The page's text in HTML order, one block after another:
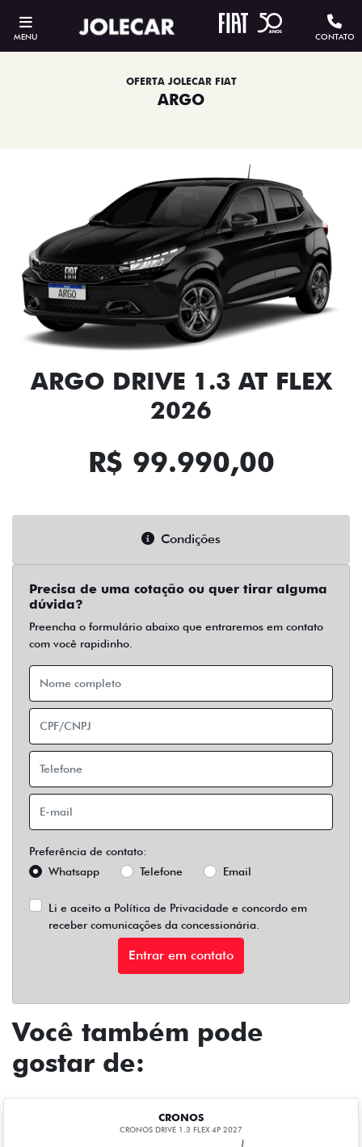
MENU CONTATO
OFERTA JOLECAR FIAT
ARGO
ARGO DRIVE 1.3 AT FLEX
2026
R$ 99.990,00
Condições
Precisa de uma cotação ou quer tirar alguma
dúvida?
Preencha o formulário abaixo que entraremos em contato
com você rapidinho.
Preferência de contato:
Whatsapp
Telefone Email
Li e aceito a Política de Privacidade e concordo em
receber comunicações da concessionária.
Entrar em contato
Você também pode
gostar de:
CRONOS
CRONOS DRIVE 1.3 FLEX 4P 2027